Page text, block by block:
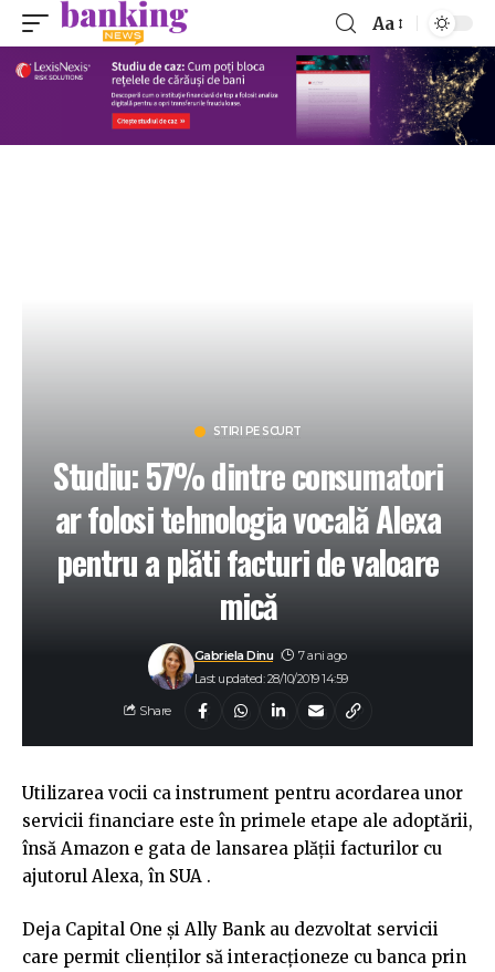
Aa
STIRI PE SCURT
Studiu: 57% dintre consumatori
ar folosi tehnologia vocală Alexa
pentru a plăti facturi de valoare
mică
Last updated: 28/10/2019 14:59
Gabriela Dinu 7 ani ago
Share
Utilizarea vocii ca instrument pentru acordarea unor
servicii financiare este în primele etape ale adoptării,
însă Amazon e gata de lansarea plății facturilor cu
ajutorul Alexa, în SUA .
Deja Capital One și Ally Bank au dezvoltat servicii
care permit clienților să interacționeze cu banca prin